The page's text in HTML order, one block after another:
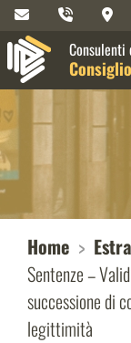
Consulenti
Home
Sentenze –
successione di
legittimità